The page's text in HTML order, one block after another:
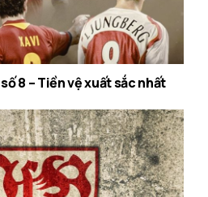
8 – Tiền vệ xuất sắc nhất